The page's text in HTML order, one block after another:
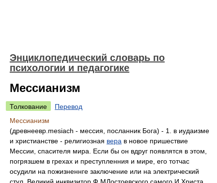
Энциклопедический словарь по
психологии и педагогике
Мессианизм
Толкование
Перевод
Мессианизм
(древнеевр.mesiach - мессия, посланник Бога) - 1. в иудаизме
и христианстве - религиозная вера в новое пришествие
Мессии, спасителя мира. Если бы он вдруг появлятся в этом,
погрязшем в грехах и преступленния и мире, его тотчас
осудили на пожизненнге заключение или на электрический